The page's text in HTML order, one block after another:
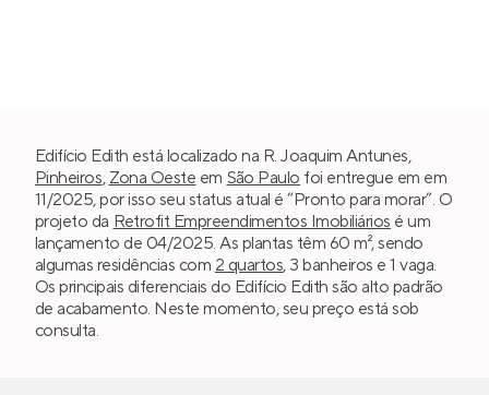
Edifício Edith está localizado na R. Joaquim Antunes,
Pinheiros, Zona Oeste em São Paulo foi entregue em em
11/2025, por isso seu status atual é “Pronto para morar”. O
projeto da Retrofit Empreendimentos Imobiliários é um
lançamento de 04/2025. As plantas têm 60 m², sendo
algumas residências com 2 quartos, 3 banheiros e 1 vaga.
Os principais diferenciais do Edifício Edith são alto padrão
de acabamento. Neste momento, seu preço está sob
consulta.